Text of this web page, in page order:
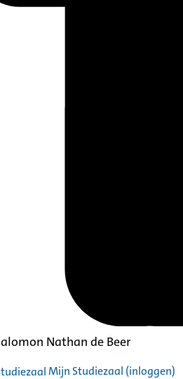
Nathan de Beer
Mijn Studiezaal (inloggen)